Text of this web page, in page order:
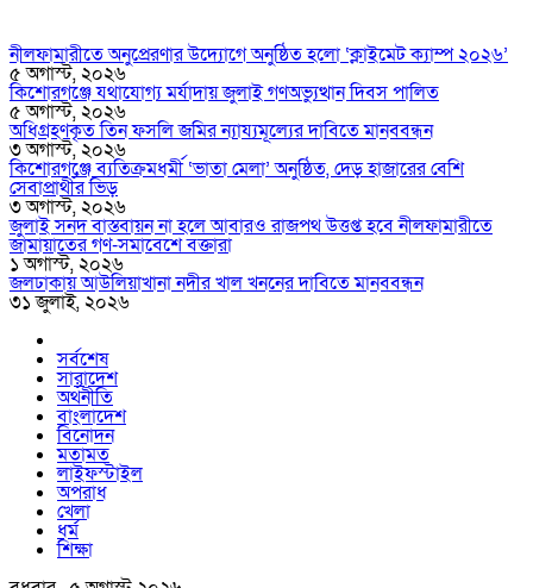
নীলফামারীতে অনুপ্রেরণার উদ্যোগে অনুষ্ঠিত হলো ‘ক্লাইমেট ক্যাম্প ২০২৬’
৫ অগাস্ট, ২০২৬
কিশোরগঞ্জে যথাযোগ্য মর্যাদায় জুলাই গণঅভ্যুত্থান দিবস পালিত
৫ অগাস্ট, ২০২৬
অধিগ্রহণকৃত তিন ফসলি জমির ন্যায্যমূল্যের দাবিতে মানববন্ধন
৩ অগাস্ট, ২০২৬
কিশোরগঞ্জে ব্যতিক্রমধর্মী ‘ভাতা মেলা’ অনুষ্ঠিত, দেড় হাজারের বেশি
সেবাপ্রার্থীর ভিড়
৩ অগাস্ট, ২০২৬
জুলাই সনদ বাস্তবায়ন না হলে আবারও রাজপথ উত্তপ্ত হবে নীলফামারীতে
জামায়াতের গণ-সমাবেশে বক্তারা
১ অগাস্ট, ২০২৬
জলঢাকায় আউলিয়াখানা নদীর খাল খননের দাবিতে মানববন্ধন
৩১ জুলাই, ২০২৬
সর্বশেষ
সারাদেশ
অর্থনীতি
বাংলাদেশ
বিনোদন
মতামত
লাইফস্টাইল
অপরাধ
খেলা
ধর্ম
শিক্ষা